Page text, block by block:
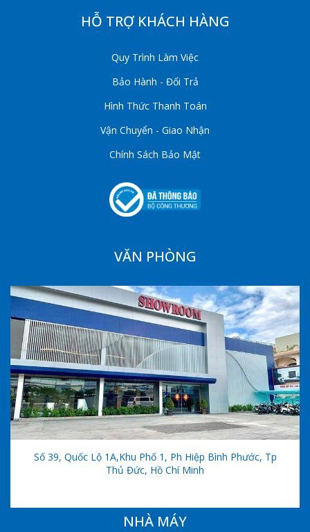
HỖ TRỢ KHÁCH HÀNG
Quy Trình Làm Việc
Bảo Hành - Đổi Trả
Hình Thức Thanh Toán
Vận Chuyển - Giao Nhận
Chính Sách Bảo Mật
VĂN PHÒNG
Số 39, Quốc Lộ 1A,khu Phố 1, Ph Hiệp Bình Phước, Tp
Thủ Đức, Hồ Chí Minh
NHÀ MÁY